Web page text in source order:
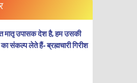
मातृ उपासक देश है, हम उसकी
संकल्प लेते हैं- ब्रह्मचारी गिरीश